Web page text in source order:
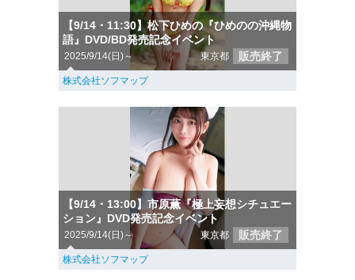
【9/14・11:30】松下ひめの『ひめのの沖縄物
語』DVD/BD発売記念イベント
2025/9/14(日)～ 東京都 販売終了
株式会社ソフマップ
【9/14・13:00】市原薫『極上妄想シチュエー
ション』DVD発売記念イベント
2025/9/14(日)～ 東京都 販売終了
株式会社ソフマップ